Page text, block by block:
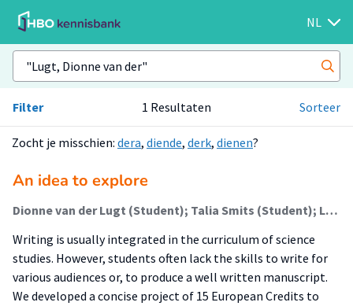
NL
Filter 1 Resultaten Sorteer
Zocht je misschien: dera, diende, derk, dienen?
An idea to explore
Dionne van der Lugt (Student); Talia Smits (Student); Loubna El-Yamani (Student); Thom van den Eng (Student); Maroeska Burggraaf (Docent); Ivo Horn (Onderzoeker)
Writing is usually integrated in the curriculum of science
studies. However, students often lack the skills to write for
various audiences or, to produce a well written manuscript.
We developed a concise project of 15 European Credits to